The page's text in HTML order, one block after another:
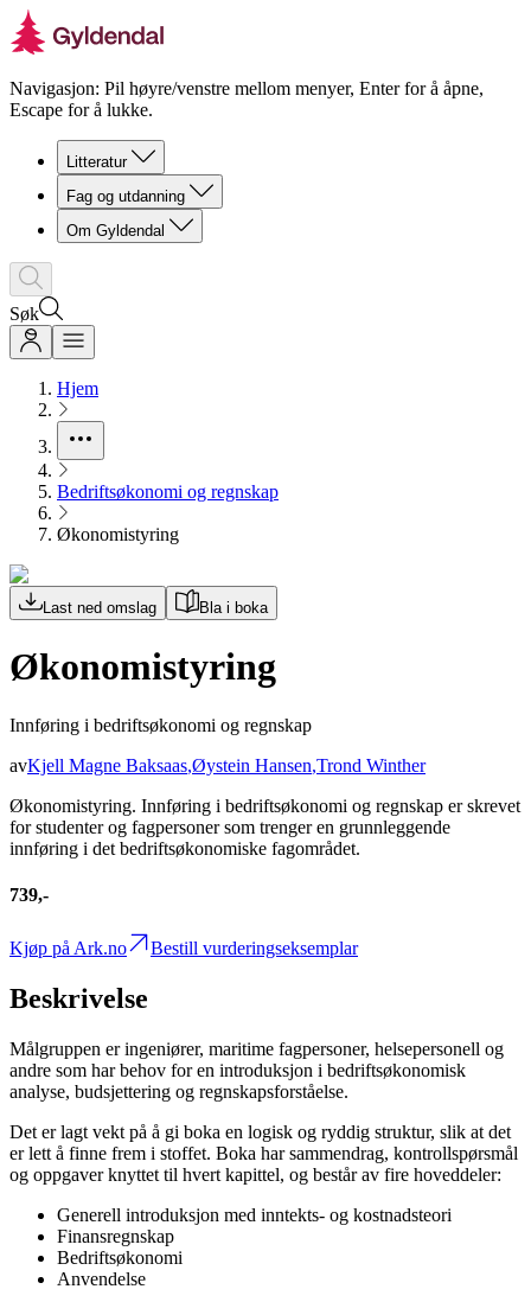
Navigasjon: Pil høyre/venstre mellom menyer, Enter for å åpne,
Escape for å lukke.
Litteratur
Fag og utdanning
Om Gyldendal
Søk
Hjem
Bedriftsøkonomi og regnskap
Økonomistyring
Last ned omslag Bla i boka
Økonomistyring
Innføring i bedriftsøkonomi og regnskap
avKjell Magne Baksaas,Øystein Hansen,Trond Winther
Økonomistyring. Innføring i bedriftsøkonomi og regnskap er skrevet
for studenter og fagpersoner som trenger en grunnleggende
innføring i det bedriftsøkonomiske fagområdet.
739,-
Kjøp på Ark.no Bestill vurderingseksemplar
Beskrivelse
Målgruppen er ingeniører, maritime fagpersoner, helsepersonell og
andre som har behov for en introduksjon i bedriftsøkonomisk
analyse, budsjettering og regnskapsforståelse.
Det er lagt vekt på å gi boka en logisk og ryddig struktur, slik at det
er lett å finne frem i stoffet. Boka har sammendrag, kontrollspørsmål
og oppgaver knyttet til hvert kapittel, og består av fire hoveddeler:
Generell introduksjon med inntekts- og kostnadsteori
Finansregnskap
Bedriftsøkonomi
Anvendelse